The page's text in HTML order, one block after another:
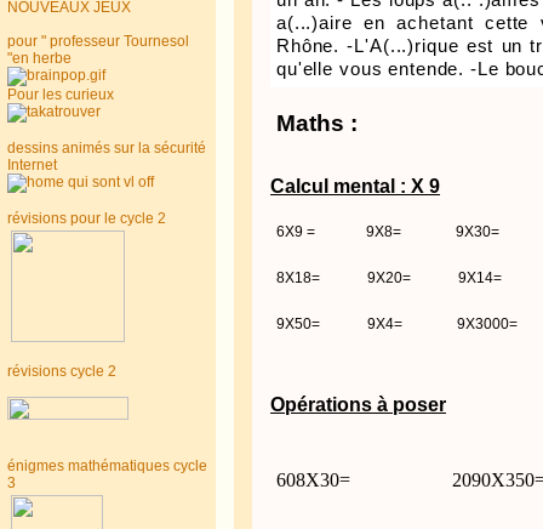
NOUVEAUX JEUX
pour " professeur Tournesol
"en herbe
Pour les curieux
dessins animés sur la sécurité
Internet
révisions pour le cycle 2
révisions cycle 2
énigmes mathématiques cycle
3
a(...)aire en achetant
Rhône. -L'A(...)rique est un
qu'elle vous entende. -Le
Maths :
Calcul mental : X 9
6X9 = 9X8= 9X30=
8X18= 9X20= 9X14=
9X50= 9X4= 9X3000=
Opérations à poser
608X30=